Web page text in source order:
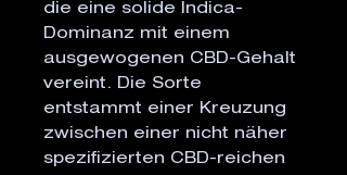
die eine solide Indica-
Dominanz mit einem
ausgewogenen CBD-Gehalt
vereint. Die Sorte
entstammt einer Kreuzung
zwischen einer nicht näher
spezifizierten CBD-reichen